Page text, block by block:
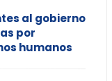
al gobierno
por
humanos